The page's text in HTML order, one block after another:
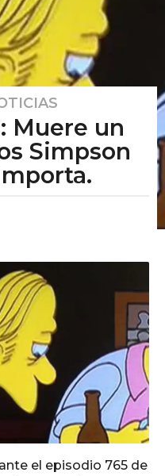
Muere un
Simpson
el episodio 765 de